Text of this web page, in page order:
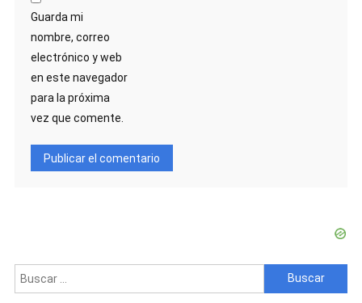
Guarda mi
nombre, correo
electrónico y web
en este navegador
para la próxima
vez que comente.
Buscar: